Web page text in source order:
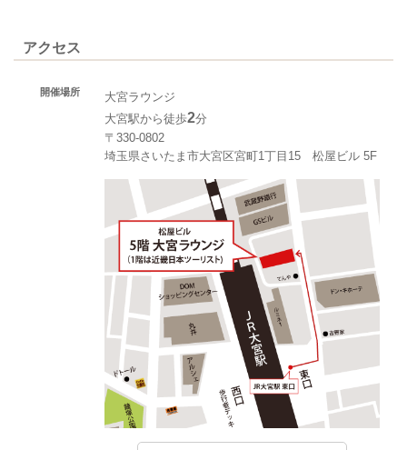
アクセス
開催場所
大宮ラウンジ
大宮駅から徒歩2分
〒330-0802
埼玉県さいたま市大宮区宮町1丁目15 松屋ビル 5F